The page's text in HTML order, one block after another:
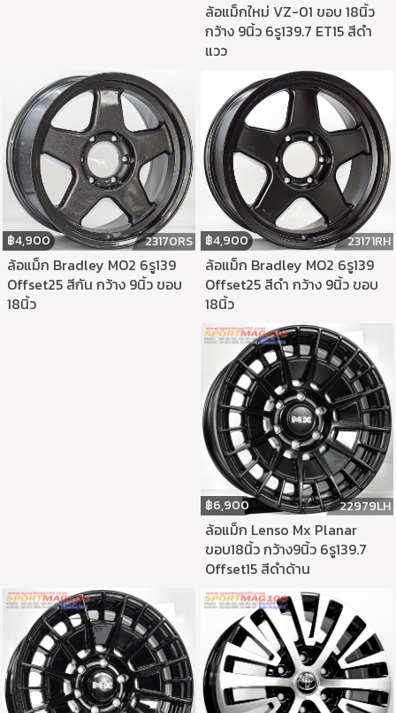
ล้อแม็กใหม่ VZ-01 ขอบ 18นิ้ว
กว้าง 9นิ้ว 6รู139.7 ET15 สีดำ
แวว
฿4,900 23170RS
ล้อแม็ก Bradley MO2 6รู139
Offset25 สีกัน กว้าง 9นิ้ว ขอบ
18นิ้ว
฿4,900 23171RH
ล้อแม็ก Bradley MO2 6รู139
Offset25 สีดำ กว้าง 9นิ้ว ขอบ
18นิ้ว
฿6,900 22979LH
ล้อแม็ก Lenso Mx Planar
ขอบ18นิ้ว กว้าง9นิ้ว 6รู139.7
Offset15 สีดำด้าน